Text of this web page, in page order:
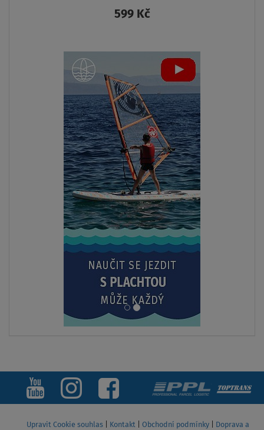
599 Kč
ZOBRAZIT
Upravit Cookie souhlas Kontakt Obchodní podmínky
Doprava a